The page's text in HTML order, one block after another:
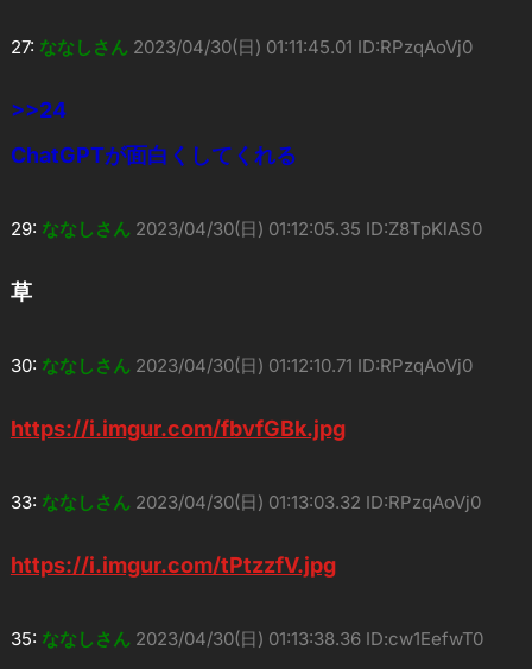
27: ななしさん 2023/04/30(日) 01:11:45.01 ID:RPzqAoVj0
>>24
ChatGPTが面白くしてくれる
29: ななしさん 2023/04/30(日) 01:12:05.35 ID:Z8TpKlAS0
草
30: ななしさん 2023/04/30(日) 01:12:10.71 ID:RPzqAoVj0
https://i.imgur.com/fbvfGBk.jpg
33: ななしさん 2023/04/30(日) 01:13:03.32 ID:RPzqAoVj0
https://i.imgur.com/tPtzzfV.jpg
35: ななしさん 2023/04/30(日) 01:13:38.36 ID:cw1EefwT0